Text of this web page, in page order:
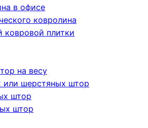
в офисе
ковролина
ковровой плитки
на весу
или шерстяных штор
штор
штор